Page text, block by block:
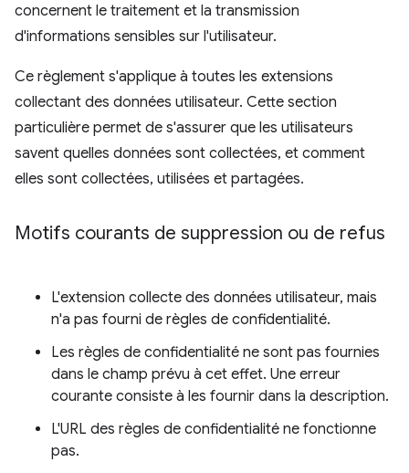
concernent le traitement et la transmission
d'informations sensibles sur l'utilisateur.
Ce règlement s'applique à toutes les extensions
collectant des données utilisateur. Cette section
particulière permet de s'assurer que les utilisateurs
savent quelles données sont collectées, et comment
elles sont collectées, utilisées et partagées.
Motifs courants de suppression ou de refus
L'extension collecte des données utilisateur, mais
n'a pas fourni de règles de confidentialité.
Les règles de confidentialité ne sont pas fournies
dans le champ prévu à cet effet. Une erreur
courante consiste à les fournir dans la description.
L'URL des règles de confidentialité ne fonctionne
pas.